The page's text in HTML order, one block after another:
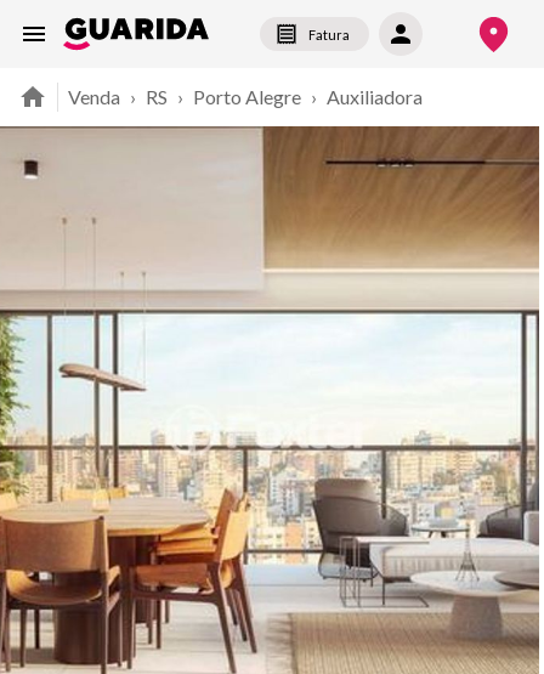
Fatura
Venda › RS › Porto Alegre › Auxiliadora